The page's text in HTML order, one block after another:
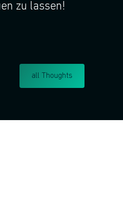
zu lassen!
all Thoughts